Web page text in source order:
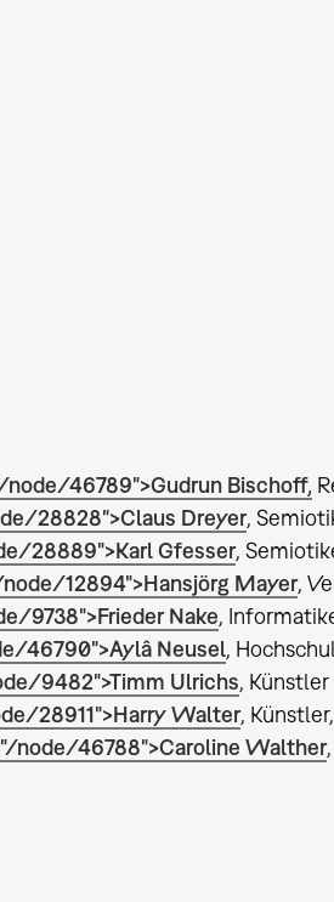
node/46789">Gudrun Bischoff,
28828">Claus Dreyer,
28889">Karl Gfesser,
12894">Hansjörg Mayer,
9738">Frieder Nake,
46790">Aylâ Neusel,
9482">Timm Ulrichs, Künstler
28911">Harry Walter,
node/46788">Caroline Walther